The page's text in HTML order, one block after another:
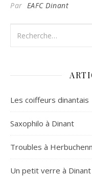
Par EAFC Dinant
Les coiffeurs dinantais
Saxophilo à Dinant
Troubles à
Un petit verre à Dinant